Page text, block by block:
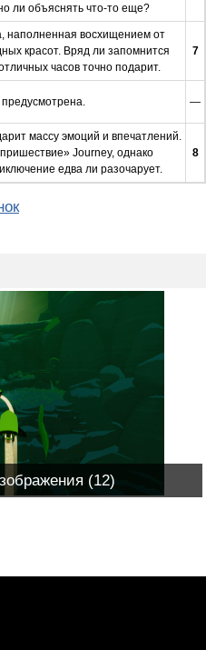
ли объяснять что-то еще?
наполненная восхищением от
красот. Вряд ли запомнится
часов точно подарит.
7
—
массу эмоций и впечатлений.
Journey, однако
едва ли разочарует.
8
(12)